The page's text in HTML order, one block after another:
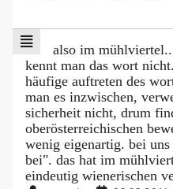
also im
kennt man das wort
häufige auftreten des
man es inzwischen,
sicherheit nicht, drum
oberösterreichischen
wenig eigenartig. bei
bei". das hat im
eindeutig wienerischen